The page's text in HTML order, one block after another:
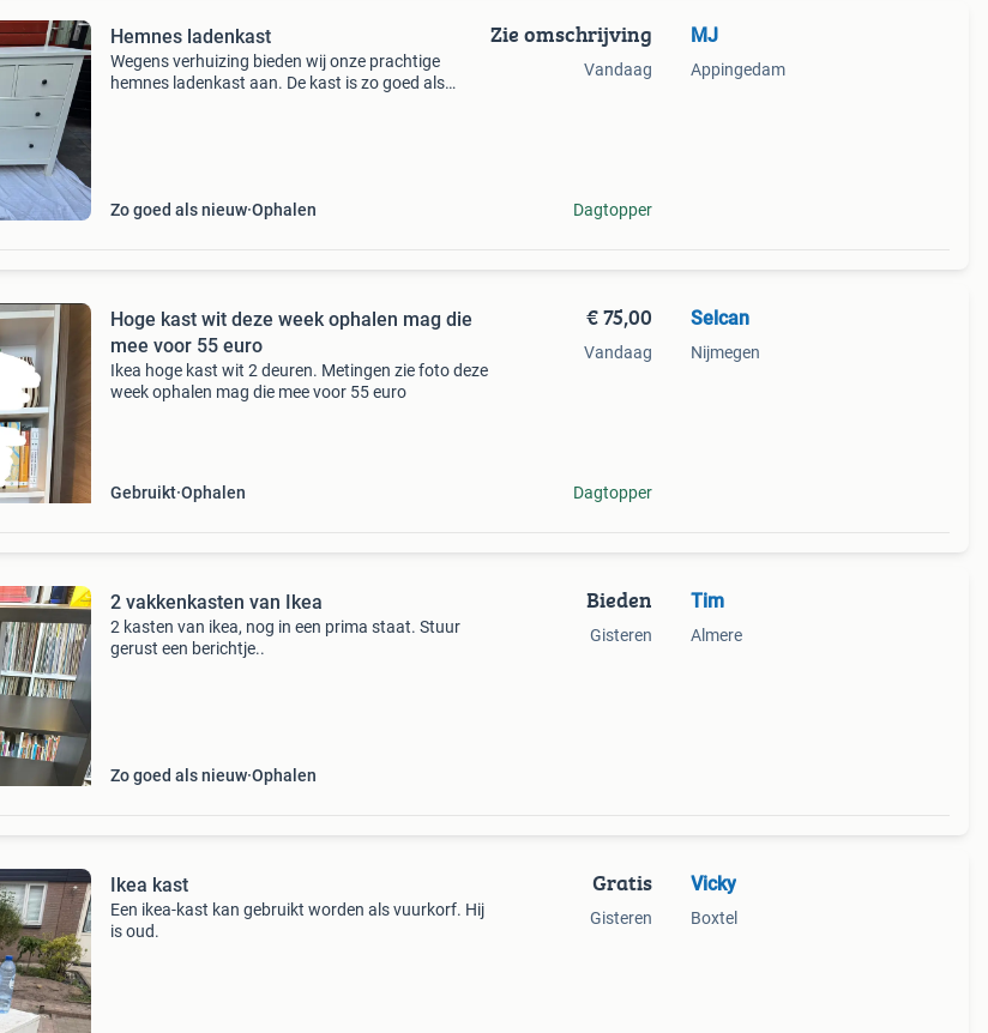
Hemnes ladenkast
Wegens verhuizing bieden wij onze prachtige
hemnes ladenkast aan. De kast is zo goed als
Zo goed als nieuw Ophalen
Zie omschrijving
Vandaag
Dagtopper
MJ
Appingedam
Hoge kast wit deze week ophalen mag die
mee voor 55 euro
Ikea hoge kast wit 2 deuren. Metingen zie foto deze
week ophalen mag die mee voor 55 euro
Gebruikt Ophalen
€ 75,00
Vandaag
Dagtopper
Selcan
Nijmegen
2 vakkenkasten van Ikea
2 kasten van ikea, nog in een prima staat. Stuur
gerust een berichtje..
Zo goed als nieuw Ophalen
Bieden
Gisteren
Tim
Almere
Ikea kast
Een ikea-kast kan gebruikt worden als vuurkorf. Hij
is oud.
Gratis
Gisteren
Vicky
Boxtel